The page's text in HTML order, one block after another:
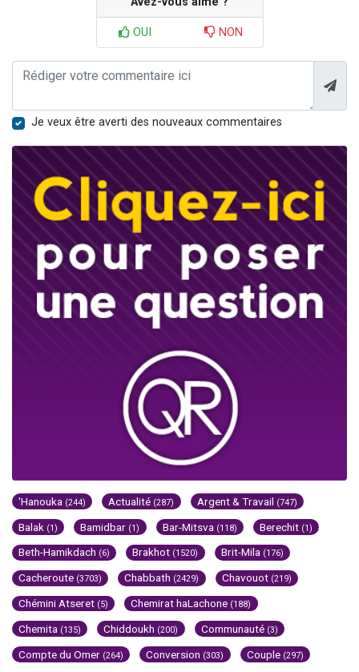
OUI NON
Je veux être averti des nouveaux commentaires
'Hanouka (244) Actualité (287) Argent & Travail (747)
Balak (1) Bamidbar (1) Bar-Mitsva (118) Berechit (1)
Beth-Hamikdach (6) Brakhot (1520) Brit-Mila (176)
Cacheroute (3703) Chabbath (2429) Chavouot (219)
Chémini Atseret (5) Chemirat haLachone (188)
Chemita (135) Chiddoukh (200) Communauté (3)
Compte du Omer (264) Conversion (303) Couple (297)